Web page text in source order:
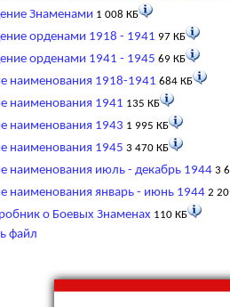
Знаменами 1 008 КБ
орденами 1918 - 1941 97 КБ
орденами 1941 - 1945 69 КБ
наименования 1918-1941 684 КБ
наименования 1941 135 КБ
наименования 1943 1 995 КБ
наименования 1945 3 470 КБ
наименования июль - декабрь 1944 3
наименования январь - июнь 1944 2
о Боевых Знаменах 110 КБ
файл